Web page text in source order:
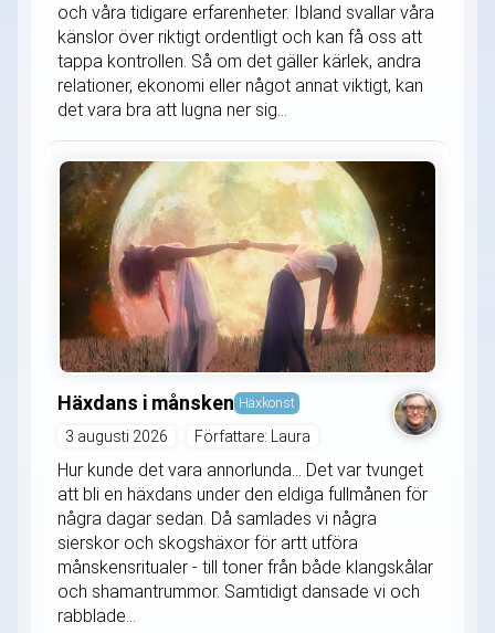
och våra tidigare erfarenheter. Ibland svallar våra
känslor över riktigt ordentligt och kan få oss att
tappa kontrollen. Så om det gäller kärlek, andra
relationer, ekonomi eller något annat viktigt, kan
det vara bra att lugna ner sig...
Häxdans i månsken Häxkonst
3 augusti 2026 Författare: Laura
Hur kunde det vara annorlunda... Det var tvunget
att bli en häxdans under den eldiga fullmånen för
några dagar sedan. Då samlades vi några
sierskor och skogshäxor för artt utföra
månskensritualer - till toner från både klangskålar
och shamantrummor. Samtidigt dansade vi och
rabblade...